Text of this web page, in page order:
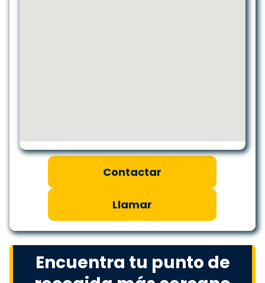
Contactar
Llamar
Encuentra tu punto de